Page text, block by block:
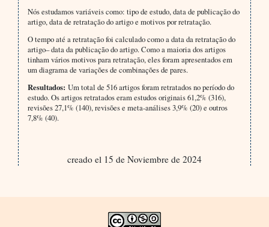
Nós estudamos variáveis como: tipo de estudo, data de publicação do
artigo, data de retratação do artigo e motivos por retratação.
O tempo até a retratação foi calculado como a data da retratação do
artigo– data da publicação do artigo. Como a maioria dos artigos
tinham vários motivos para retratação, eles foram apresentados em
um diagrama de variações de combinações de pares.
Resultados: Um total de 516 artigos foram retratados no período do
estudo. Os artigos retratados eram estudos originais 61,2% (316),
revisões 27,1% (140), revisões e meta-análises 3,9% (20) e outros
7,8% (40).
creado el 15 de Noviembre de 2024